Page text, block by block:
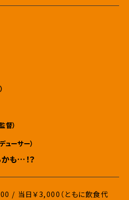
督）
ューサー）
も…！？
/ 当日￥3,000（ともに飲食代